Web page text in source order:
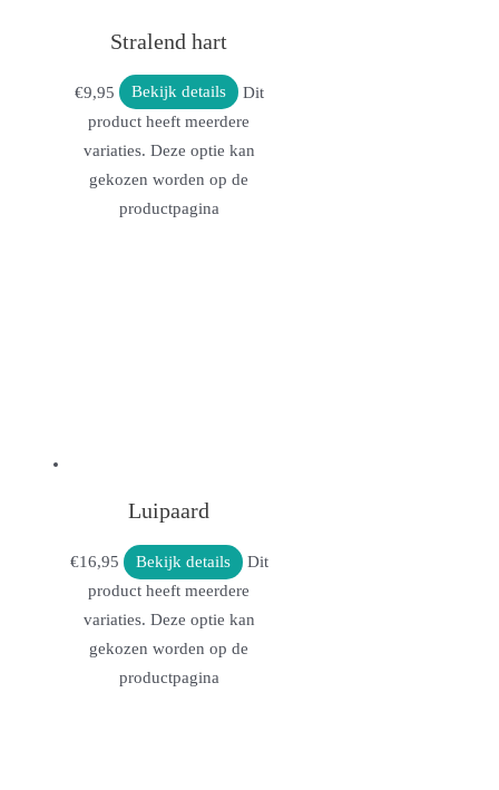
Stralend hart
€9,95 Bekijk details
Dit
product heeft meerdere
variaties. Deze optie kan
gekozen worden op de
productpagina
Luipaard
€16,95 Bekijk details
Dit
product heeft meerdere
variaties. Deze optie kan
gekozen worden op de
productpagina